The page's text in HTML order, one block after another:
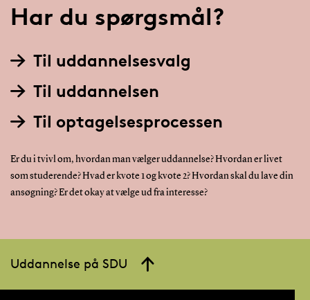
Har du spørgsmål?
Til uddannelsesvalg
Til uddannelsen
Til optagelsesprocessen
Er du i tvivl om, hvordan man vælger uddannelse? Hvordan er livet
som studerende? Hvad er kvote 1 og kvote 2? Hvordan skal du lave din
ansøgning? Er det okay at vælge ud fra interesse?
Uddannelse på SDU